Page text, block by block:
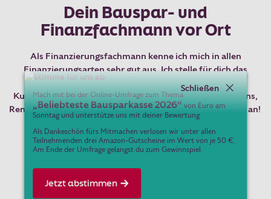
Berater:in suchen
Suche
Dein Bauspar- und
Finanzfachmann vor Ort
Als Finanzierungsfachmann kenne ich mich in allen
Finanzierungsarten sehr gut aus. Ich stelle für dich das
passende Angebot zusammen: Langfrist- oder
Kurzfristdarlehen, Darlehen mit konstanter Rate oder Zins,
Renovierungsdarlehen, Umfinanzierung usw. Sprich mich an!
Stephan Müller
Mach mit bei der Online-Umfrage zum Thema
„Beliebteste Bausparkasse 2026“von Euro am
Sonntag und unterstütze uns mit deiner Bewertung.
Als Dankeschön fürs Mitmachen verlosen wir unter allen
Teilnehmenden drei Amazon-Gutscheine im Wert von je 50 €.
Am Ende der Umfrage gelangst du zum Gewinnspiel.
Jetzt abstimmen
Schließen